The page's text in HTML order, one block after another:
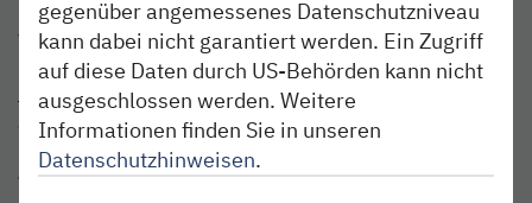
Mit der nordbahn bequem zur Haltestelle Büsum fahren.
Vom Bahnhof zum Strand kommst du zu Fuß in nur zehn
Minuten. Alternativ kannst du den kostenpflichtigen
Krabben-Expressnutzen und noch eine Stadtrundfahrt
genießen.
Teilen:
gegenüber angemessenes Datenschutzniveau
kann dabei nicht garantiert werden. Ein Zugriff
auf diese Daten durch US-Behörden kann nicht
ausgeschlossen werden. Weitere
Informationen finden Sie in unseren
Datenschutzhinweisen.